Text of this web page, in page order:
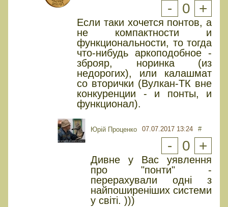
- 0 +
Если таки хочется понтов, а
не компактности и
функциональности, то тогда
что-нибудь аркоподобное -
зброяр, норинка (из
недорогих), или калашмат
со вторички (Вулкан-ТК вне
конкуренции - и понты, и
функционал).
Юрiй Проценко 07.07.2017 13:24 #
- 0 +
Дивне у Вас уявлення
про "понти" -
перерахували одні з
найпоширеніших системи
у світі. )))